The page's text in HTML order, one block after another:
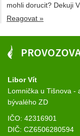
mohli dorucit? Dekuji
Reagovat »
Libor Vít
Lomnička u Tišnova -
bývalého ZD
IČO: 42316901
DIČ: CZ6506280594